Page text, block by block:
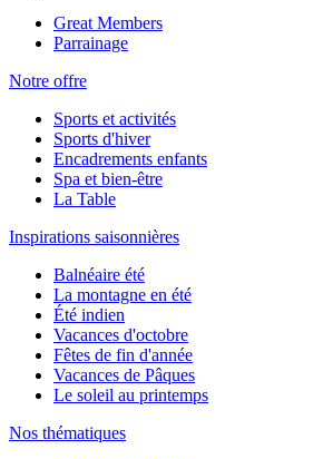
Great Members
Parrainage
Notre offre
Sports et activités
Sports d'hiver
Encadrements enfants
Spa et bien-être
La Table
Inspirations saisonnières
Balnéaire été
La montagne en été
Été indien
Vacances d'octobre
Fêtes de fin d'année
Vacances de Pâques
Le soleil au printemps
Nos thématiques